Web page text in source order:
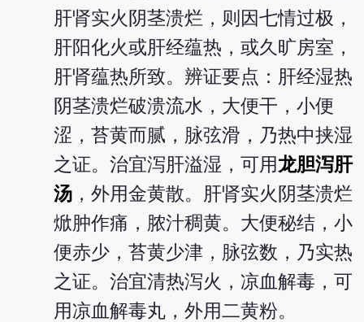
肝肾实火阴茎溃烂，则因七情过极，
肝阳化火或肝经蕴热，或久旷房室，
肝肾蕴热所致。辨证要点：肝经湿热
阴茎溃烂破溃流水，大便干，小便
涩，苔黄而腻，脉弦滑，乃热中挟湿
之证。治宜泻肝溢湿，可用 龙胆泻肝
汤 ，外用金黄散。肝肾实火阴茎溃烂
焮肿作痛，脓汁稠黄。大便秘结，小
便赤少，苔黄少津，脉弦数，乃实热
之证。治宜清热泻火，凉血解毒，可
用凉血解毒丸，外用二黄粉。